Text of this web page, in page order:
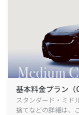
基本料金プラン（
スタンダード・ミド
捨てなどの詳細は、